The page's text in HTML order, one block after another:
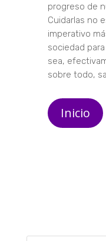
progreso de
Cuidarlas no
imperativo
sociedad
sea,
sobre todo,
Inicio